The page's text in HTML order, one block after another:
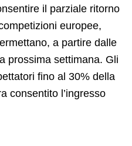
il parziale ritorno
europee,
a partire dalle
prossima settimana. Gli
fino al 30% della
consentito l’ingresso